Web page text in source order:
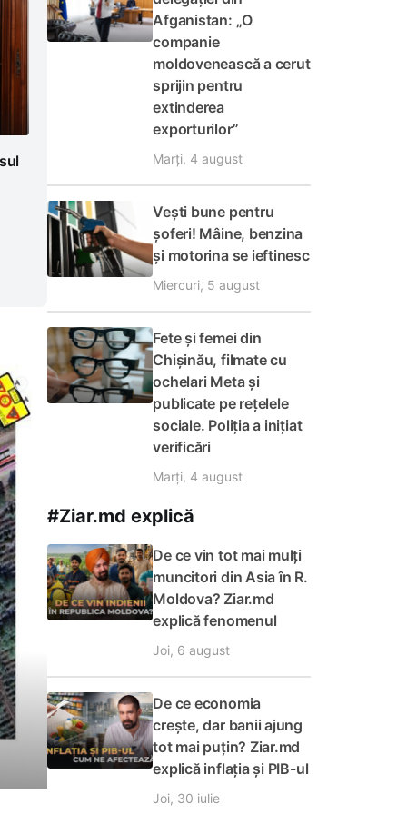
Afganistan: „O
companie
moldovenească a cerut
sprijin pentru
extinderea
exporturilor”
Marți, 4 august
Vești bune pentru
șoferi! Mâine, benzina
și motorina se ieftinesc
Miercuri, 5 august
Fete și femei din
Chișinău, filmate cu
ochelari Meta și
publicate pe rețelele
sociale. Poliția a inițiat
verificări
Marți, 4 august
#Ziar.md explică
De ce vin tot mai mulți
muncitori din Asia în R.
Moldova? Ziar.md
explică fenomenul
Joi, 6 august
De ce economia
crește, dar banii ajung
tot mai puțin? Ziar.md
explică inflația și PIB-ul
Joi, 30 iulie